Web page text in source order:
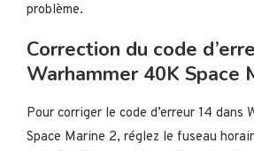
problème.
Correction du code
Warhammer 40K Space
Pour corriger le code d’erreur 14 dans
Space Marine 2, réglez le fuseau